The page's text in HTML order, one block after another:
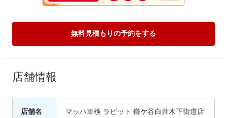
無料見積もりの予約をする
店舗情報
店舗名 マッハ車検 ラビット 鎌ケ谷白井木下街道店